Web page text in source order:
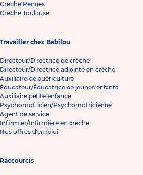
Crèche Rennes
Crèche Toulouse
Travailler chez Babilou
Directeur/Directrice de crèche
Directeur/Directrice adjointe en crèche
Auxiliaire de puériculture
Éducateur/Éducatrice de jeunes enfants
Auxiliaire petite enfance
Psychomotricien/Psychomotricienne
Agent de service
Infirmier/Infirmière en crèche
Nos offres d'emploi
Raccourcis